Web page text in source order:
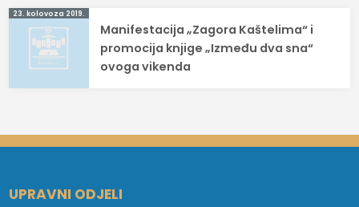
23. kolovoza 2019.
Manifestacija „Zagora Kaštelima“ i
promocija knjige „Između dva sna“
ovoga vikenda
UPRAVNI ODJELI